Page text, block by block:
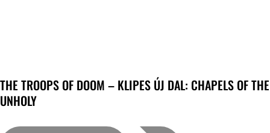
THE TROOPS OF DOOM – KLIPES ÚJ DAL: CHAPELS OF THE
UNHOLY